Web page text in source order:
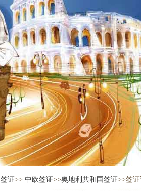
证>> 中欧签证>>奥地利共和国签证>>签